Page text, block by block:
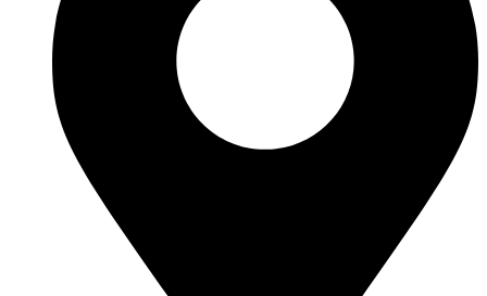
TELEVIZORI
SET TOP BOKSEVI –
ANDROID TV ADAPTERI
DALJINSKI UPRAVLJAČI
ANTENE
ZA SLUŠNE APARATE
ZA FIKSNE TELEFONE